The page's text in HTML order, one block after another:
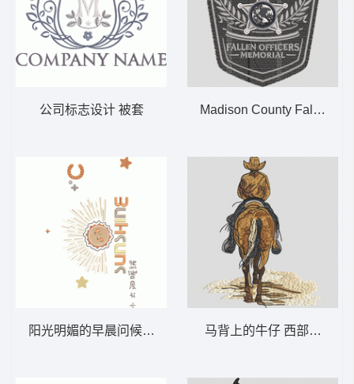
公司标志设计 被套
阳光明媚的早晨问候 小太阳
Madison County Fallen
马背上的牛仔 西部牛仔 骑